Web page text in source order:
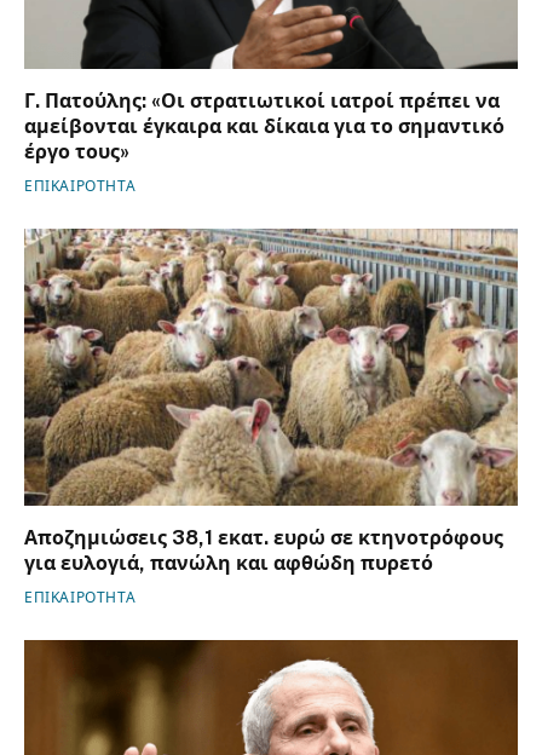
Γ. Πατούλης: «Οι στρατιωτικοί ιατροί πρέπει να
αμείβονται έγκαιρα και δίκαια για το σημαντικό
έργο τους»
ΕΠΙΚΑΙΡΟΤΗΤΑ
Αποζημιώσεις 38,1 εκατ. ευρώ σε κτηνοτρόφους
για ευλογιά, πανώλη και αφθώδη πυρετό
ΕΠΙΚΑΙΡΟΤΗΤΑ